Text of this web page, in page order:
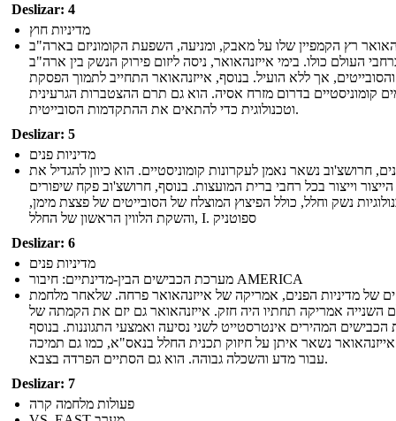
Deslizar: 4
מדיניות חוץ
רץ הקמפיין שלו על מאבק, ומניעה, השפעת הקומוניזם בארה"ב
העולם כולו. בימי אייזנהאואר, ניסה ליזום פירוק הנשק בין ארה"ב
והסובייטים, אך ללא הועיל. בנוסף, אייזנהאואר התחייב לתמוך הפסקת
קומוניסטיים בדרום מזרח אסיה. הוא גם תרם ההצטברות הגרעינית
וטכנולוגית כדי להתאים את ההתקדמות הסובייטית.
Deslizar: 5
מדיניות פנים
חרושצ'וב נשאר נאמן לעקרונות קומוניסטיים. הוא כיוון להגדיל את
הייצור וייצור בכל רחבי ברית המועצות. בנוסף, חרושצ'וב פקח שיפורים
נשק וחלל, כולל הפיצוץ המוצלח של הסובייטים של פצצת מימן,
והשקת הלווין הראשון של החלל, I. ספוטניק
Deslizar: 6
מדיניות פנים
מערכת הכבישים הבין-מדינתיים: חיבור AMERICA
של מדיניות הפנים, אמריקה של אייזנהאואר פרחה. שלאחר מלחמת
השנייה אמריקה תחתיו היה חזק. אייזנהאואר גם יזם את הקמתה של
המהירים אינטרסטייט לשני נסיעה ואמצעי התגוננות. בנוסף
נשאר איתן על חיזוק תכנית החלל בנאס"א, כמו גם תמיכה
עבור מדע והשכלה גבוהה. הוא גם הסתיים הפרדה בצבא.
Deslizar: 7
פעולות מלחמה קרה